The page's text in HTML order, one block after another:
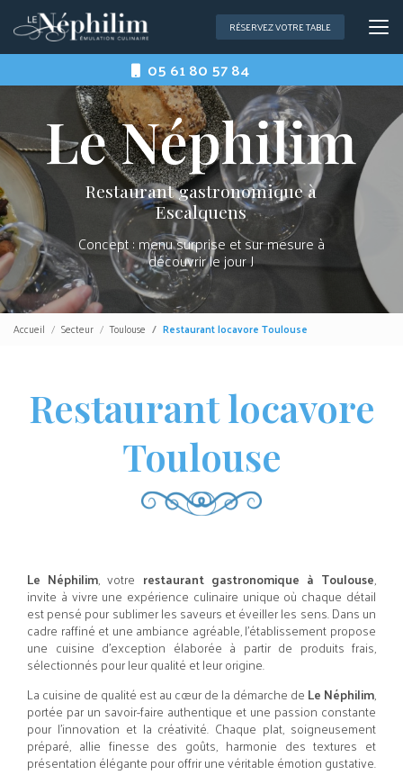
contenu
principal 05 61 80 57 84
RÉSERVEZ VOTRE TABLE
Restaurant gastronomique à
Escalquens
Concept : menu surprise et sur mesure à
découvrir le jour J
Accueil Secteur Toulouse Restaurant locavore Toulouse
Restaurant locavore
Toulouse
Le Néphilim, votre restaurant gastronomique à Toulouse,
invite à vivre une expérience culinaire unique où chaque détail
est pensé pour sublimer les saveurs et éveiller les sens. Dans un
cadre raffiné et une ambiance agréable, l’établissement propose
une cuisine d’exception élaborée à partir de produits frais,
sélectionnés pour leur qualité et leur origine.
La cuisine de qualité est au cœur de la démarche de Le Néphilim,
portée par un savoir-faire authentique et une passion constante
pour l’innovation et la créativité. Chaque plat, soigneusement
préparé, allie finesse des goûts, harmonie des textures et
présentation élégante pour offrir une véritable émotion gustative.